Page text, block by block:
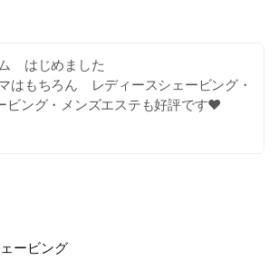
はじめました
はもちろん レディースシェービング・
ビング・メンズエステも好評です❤
ション サンスクリーン HARIセット取
ービング